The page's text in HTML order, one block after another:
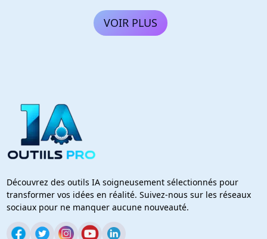
VOIR PLUS
Découvrez des outils IA soigneusement sélectionnés pour
transformer vos idées en réalité. Suivez-nous sur les réseaux
sociaux pour ne manquer aucune nouveauté.